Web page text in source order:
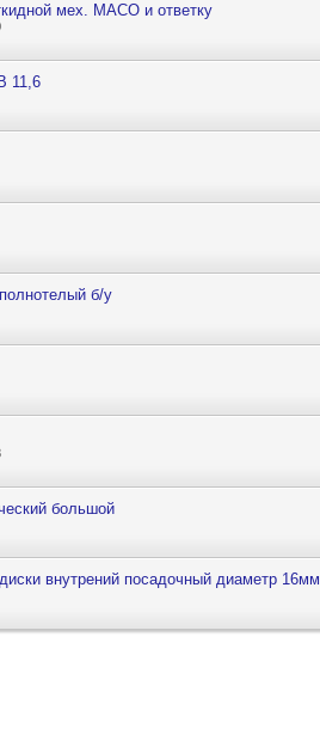
мех. MACO и ответку
11,6
б/у
большой
внутрений посадочный диаметр 16мм